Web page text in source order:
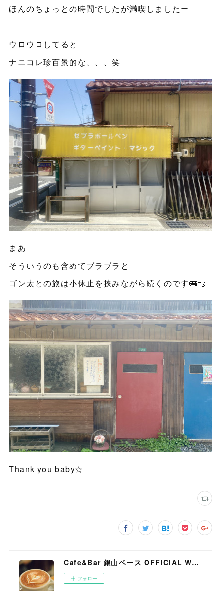
ほんのちょっとの時間でしたが満喫しましたー
ウロウロしてると
ナニコレ珍百景的な、、、笑
まあ
そういうのも含めてブラブラと
ゴン太との旅は小休止を挟みながら続くのです🚌💨
Thank you baby☆
Cafe&Bar 銀山ベース OFFICIAL WEB SITE
フォロー